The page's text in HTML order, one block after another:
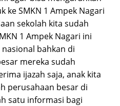
ke SMKN 1 Ampek Nagari
sekolah kita sudah
1 Ampek Nagari ini
bahkan di
mereka sudah
ijazah saja, anak kita
perusahaan besar di
satu informasi bagi